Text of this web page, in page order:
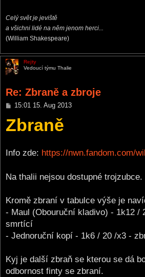
Celý svět je jeviště
a všichni lidé na něm jenom herci...
(William Shakespeare)
Rejty
Vedoucí týmu Thalie
Re: Zbraně a zbroje
P
s
t
15:01 15. Aug 2013
Zbraně
Info zde: https://nwn.fandom.com/
Na thalii nejsou dostupné trojzubce.
Kromě zbraní v tabulce výše je
- Maul (Obouruční kladivo) - 1k12 /
smrtící
- Jednoruční kopí - 1k6 / 20 /x3 -
Kyj je další zbraň se kterou se dá
odbornost finty se zbraní.